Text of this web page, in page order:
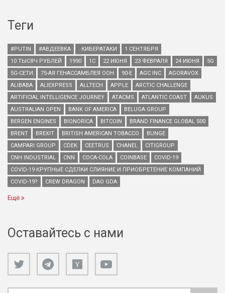
Теги
#PUTIN #АВДЕЕВКА . КИБЕРАТАКИ
1 СЕНТЯБРЯ
10 ТЫСЯЧ РУБЛЕЙ
1990 1С 22 ИЮНЯ 23 ФЕВРАЛЯ 24 ИЮНЯ
5G
5G-СЕТИ
75-АЯ ГЕНАССАМБЛЕЯ ООН 90-Е AGC INC
AGORAVOX
ALIBABA
ALIEXPRESS ALLTECH APPLE
ARCTIC CHALLENGE
ARTIFICIAL INTELLIGENCE JOURNEY
ATACMS ATLANTIC COAST
AUKUS
AUSTRALIAN OPEN
BANK OF AMERICA
BELUGA GROUP
BERGEN ENGINES
BIONORICA BITCOIN
BRAND FINANCE GLOBAL 500
BRENT
BREXIT BRITISH AMERICAN TOBACCO
BUNGE
CAMPARI GROUP
CDEK CEETRUS CHANEL
CITIGROUP
CNH INDUSTRIAL
CNN COCA-COLA COINBASE
COVID-19
COVID-19 КРУПНЫЕ СДЕЛКИ СЛИЯНИЕ И ПРИОБРЕТЕНИЕ КОМПАНИЙ
COVID-19?
CREW DRAGON DAO GDA
Ещё
Оставайтесь с нами